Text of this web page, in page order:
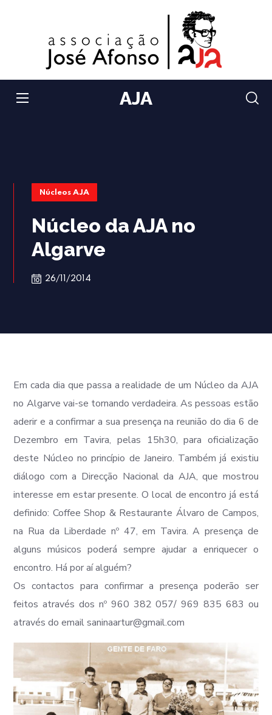
AJA
Núcleos AJA
Núcleo da AJA no
Algarve
26/11/2014
Em cada dia que passa a realidade de um Núcleo da AJA
no Algarve vai-se tornando verdadeira. As pessoas estão
aderir e a confirmar a sua presença na reunião do dia 6 de
Dezembro em Tavira, pelas 15h30, para oficialização
deste Núcleo no princípio de Janeiro. Também já existiu
diálogo com a Direcção Nacional da AJA, que mostrou
interesse em estar presente. O local de encontro já está
definido: Coffee Shop & Restaurante Álvaro de Campos,
na Rua da Liberdade nº 47, em Tavira. A presença de
alguns músicos poderá sempre ajudar a enriquecer o
encontro. Há por aí alguém?
Os contactos para confirmar a presença poderão ser
feitos através dos nº 960 382 057/ 969 835 683 ou
através do email saninaartur@gmail.com